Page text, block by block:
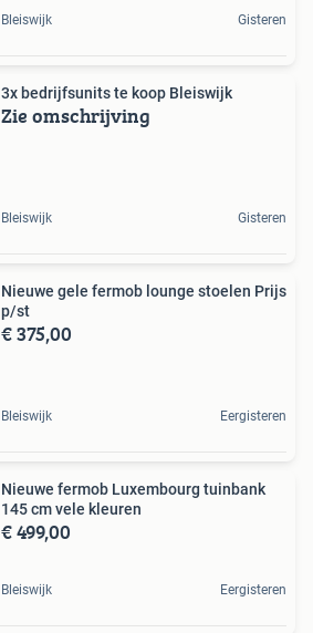
Bleiswijk Gisteren
3x bedrijfsunits te koop Bleiswijk
Zie omschrijving
Bleiswijk Gisteren
Nieuwe gele fermob lounge stoelen Prijs
p/st
€ 375,00
Bleiswijk Eergisteren
Nieuwe fermob Luxembourg tuinbank
145 cm vele kleuren
€ 499,00
Bleiswijk Eergisteren